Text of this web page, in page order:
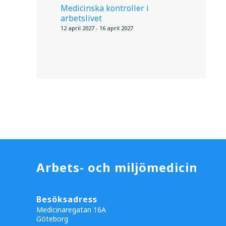
Medicinska kontroller i
arbetslivet
12 april 2027 - 16 april 2027
Arbets- och miljömedicin
Besöksadress
Medicinaregatan 16A
Göteborg